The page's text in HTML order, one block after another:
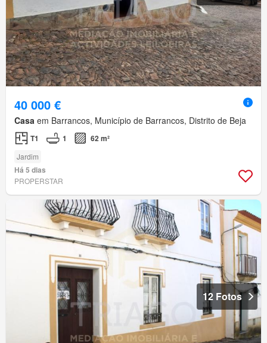
40 000 €
Casa em Barrancos, Município de Barrancos, Distrito de Beja
T1 1 62 m²
Jardim
Há 5 dias
PROPERSTAR
12 Fotos